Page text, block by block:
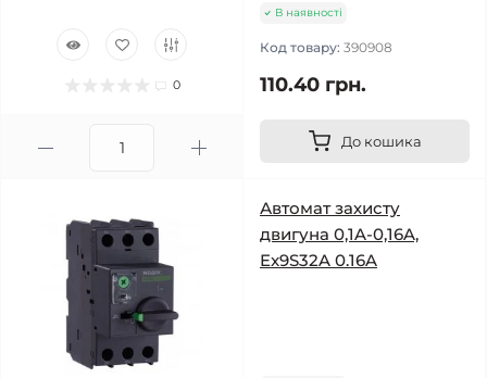
0
В наявності
Код товару: 390908
110.40 грн.
До кошика
Автомат захисту
двигуна 0,1A-0,16A,
Ex9S32A 0.16A